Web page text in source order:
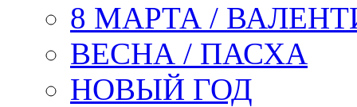
8 МАРТА /
ВЕСНА / ПАСХА
НОВЫЙ ГОД